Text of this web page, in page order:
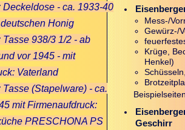
Deckeldose - ca. 1933-40
Honig
Tasse 938/3 1/2 - ab
vor 1945 - mit
Vaterland
Tasse (Stapelware) - ca.
mit Firmenaufdruck:
PRESCHONA PS
Mess-/
Gewürz-/
Krüge,
Henkel)
Geschirr